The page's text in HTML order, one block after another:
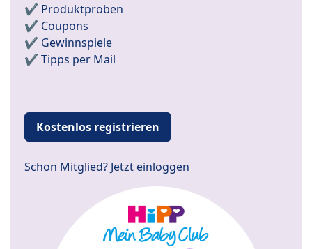
✔️ Produktproben
✔️ Coupons
✔️ Gewinnspiele
✔️ Tipps per Mail
Kostenlos registrieren
Schon Mitglied? Jetzt einloggen